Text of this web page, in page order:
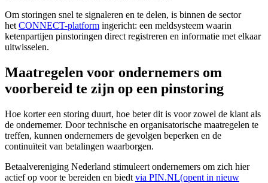
Om storingen snel te signaleren en te delen, is binnen de sector
het CONNECT-platform ingericht: een meldsysteem waarin
ketenpartijen pinstoringen direct registreren en informatie met elkaar
uitwisselen.
Maatregelen voor ondernemers om
voorbereid te zijn op een pinstoring
Hoe korter een storing duurt, hoe beter dit is voor zowel de klant als
de ondernemer. Door technische en organisatorische maatregelen te
treffen, kunnen ondernemers de gevolgen beperken en de
continuïteit van betalingen waarborgen.
Betaalvereniging Nederland stimuleert ondernemers om zich hier
actief op voor te bereiden en biedt via PIN.NL(opent in nieuw